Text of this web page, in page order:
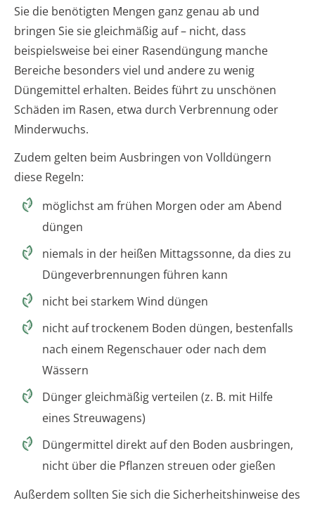
Sie die benötigten Mengen ganz genau ab und
bringen Sie sie gleichmäßig auf – nicht, dass
beispielsweise bei einer Rasendüngung manche
Bereiche besonders viel und andere zu wenig
Düngemittel erhalten. Beides führt zu unschönen
Schäden im Rasen, etwa durch Verbrennung oder
Minderwuchs.
Zudem gelten beim Ausbringen von Volldüngern
diese Regeln:
möglichst am frühen Morgen oder am Abend
düngen
niemals in der heißen Mittagssonne, da dies zu
Düngeverbrennungen führen kann
nicht bei starkem Wind düngen
nicht auf trockenem Boden düngen, bestenfalls
nach einem Regenschauer oder nach dem
Wässern
Dünger gleichmäßig verteilen (z. B. mit Hilfe
eines Streuwagens)
Düngermittel direkt auf den Boden ausbringen,
nicht über die Pflanzen streuen oder gießen
Außerdem sollten Sie sich die Sicherheitshinweise des